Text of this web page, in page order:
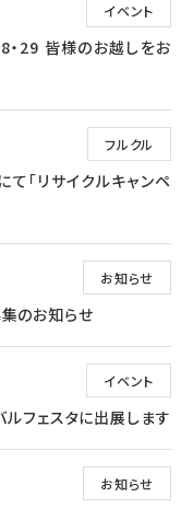
イベント
・29 皆様のお越しをお
フルクル
「リサイクルキャンペ
お知らせ
のお知らせ
イベント
ルフェスタに出展します
お知らせ